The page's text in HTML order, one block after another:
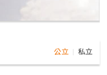
公立 私立